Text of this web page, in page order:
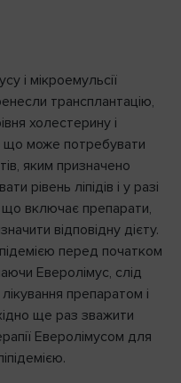
і мікроемульсії
трансплантацію,
холестерину і
що може потребувати
яким призначено
рівень ліпідів і у разі
що включає препарати,
відповідну дієту.
перед початком
Еверолімус, слід
препаратом і
ще раз зважити
Еверолімусом для